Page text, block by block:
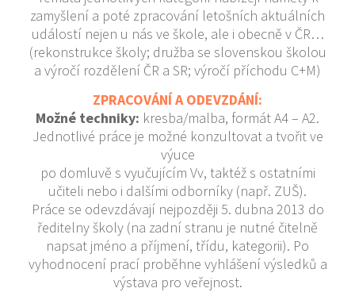
zamyšlení a poté zpracování letošních aktuálních
událostí nejen u nás ve škole, ale i obecně v ČR…
(rekonstrukce školy; družba se slovenskou školou
a výročí rozdělení ČR a SR; výročí příchodu C+M)
ZPRACOVÁNÍ A ODEVZDÁNÍ:
Možné techniky: kresba/malba, formát A4 – A2.
Jednotlivé práce je možné konzultovat a tvořit ve
výuce
po domluvě s vyučujícím Vv, taktéž s ostatními
učiteli nebo i dalšími odborníky (např. ZUŠ).
Práce se odevzdávají nejpozději 5. dubna 2013 do
ředitelny školy (na zadní stranu je nutné čitelně
napsat jméno a příjmení, třídu, kategorii). Po
vyhodnocení prací proběhne vyhlášení výsledků a
výstava pro veřejnost.